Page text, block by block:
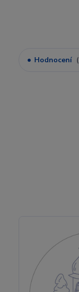
Hodnocení